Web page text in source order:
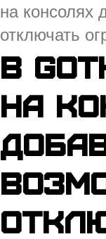
на консолях
отключать
В
на